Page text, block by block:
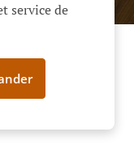
service de